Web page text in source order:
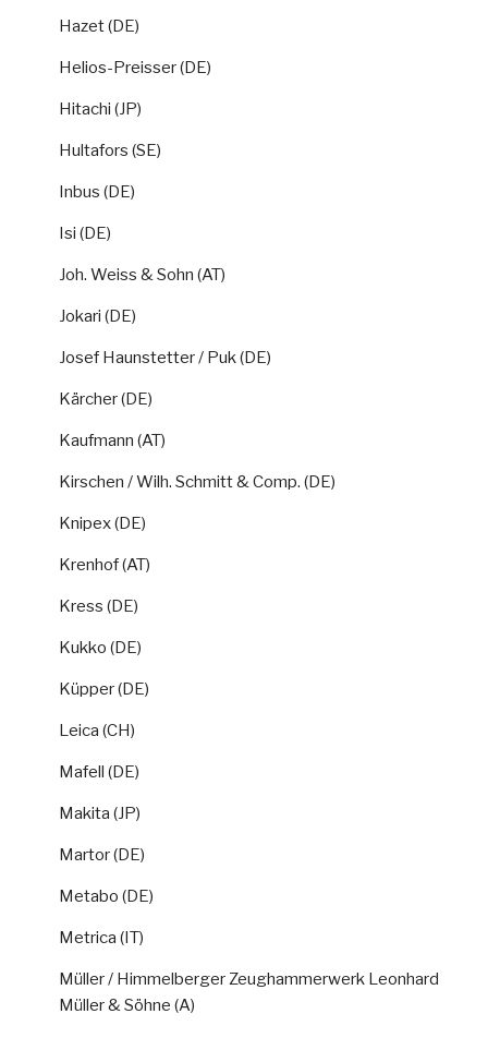
Hazet (DE)
Helios-Preisser (DE)
Hitachi (JP)
Hultafors (SE)
Inbus (DE)
Isi (DE)
Joh. Weiss & Sohn (AT)
Jokari (DE)
Josef Haunstetter / Puk (DE)
Kärcher (DE)
Kaufmann (AT)
Kirschen / Wilh. Schmitt & Comp. (DE)
Knipex (DE)
Krenhof (AT)
Kress (DE)
Kukko (DE)
Küpper (DE)
Leica (CH)
Mafell (DE)
Makita (JP)
Martor (DE)
Metabo (DE)
Metrica (IT)
Müller / Himmelberger Zeughammerwerk Leonhard
Müller & Söhne (A)